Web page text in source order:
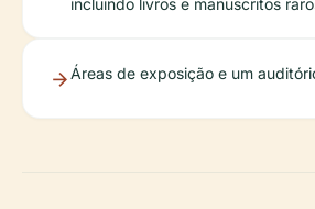
incluindo livros e manuscritos
Áreas de exposição e um